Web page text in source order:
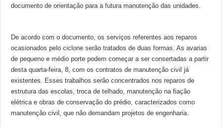
documento de orientação para a futura manutenção das unidades.
De acordo com o documento, os serviços referentes aos reparos
ocasionados pelo ciclone serão tratados de duas formas. As avarias
de pequeno e médio porte podem começar a ser consertadas a partir
desta quarta-feira, 8, com os contratos de manutenção civil já
existentes. Esses trabalhos serão concentrados nos reparos de
estrutura das escolas, troca de telhado, manutenção na fiação
elétrica e obras de conservação do prédio, caracterizados como
manutenção civil, que não demandam projetos de engenharia.